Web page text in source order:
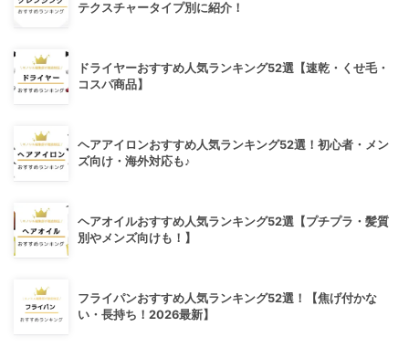
テクスチャータイプ別に紹介！
ドライヤーおすすめ人気ランキング52選【速乾・くせ毛・
コスパ商品】
ヘアアイロンおすすめ人気ランキング52選！初心者・メン
ズ向け・海外対応も♪
ヘアオイルおすすめ人気ランキング52選【プチプラ・髪質
別やメンズ向けも！】
フライパンおすすめ人気ランキング52選！【焦げ付かな
い・長持ち！2026最新】